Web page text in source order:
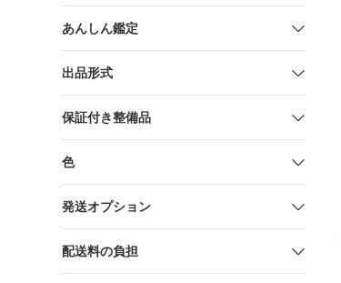
あんしん鑑定
出品形式
保証付き整備品
色
発送オプション
配送料の負担